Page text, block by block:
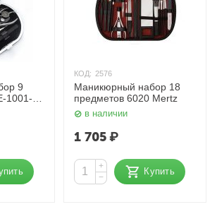
9
1001-1
КОД: 2576
Маникюрный набор 18
предметов 6020 Mertz
в наличии
1 705₽
+
−
Купить